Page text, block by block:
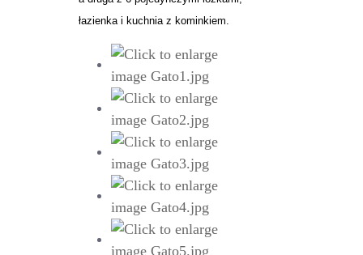
łazienka i kuchnia z kominkiem.